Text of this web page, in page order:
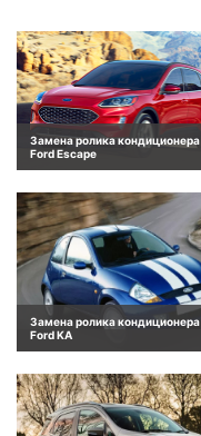
Замена ролика кондиционера
Ford Escape
Замена ролика кондиционера
Ford KA